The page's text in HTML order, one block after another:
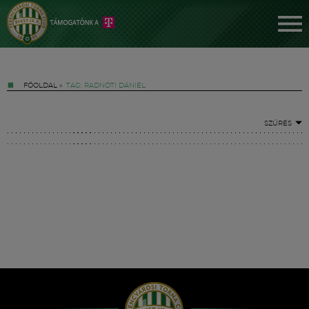
FŐOLDAL » TAG: RADNÓTI DÁNIEL
SZŰRÉS
Hírek